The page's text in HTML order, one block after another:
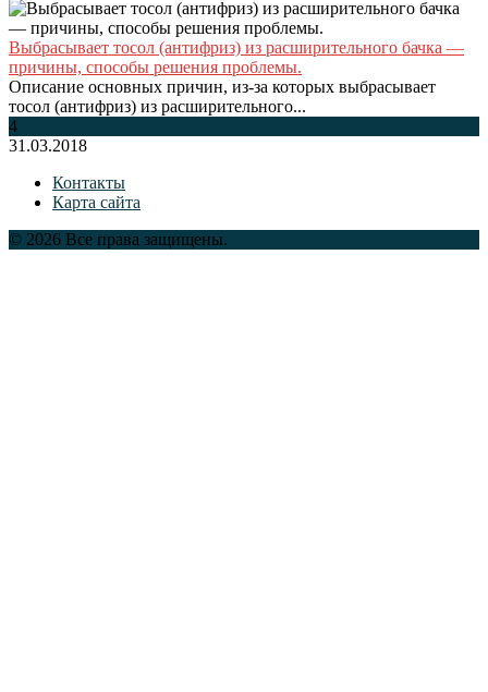
Выбрасывает тосол (антифриз) из расширительного бачка —
причины, способы решения проблемы.
Описание основных причин, из-за которых выбрасывает
тосол (антифриз) из расширительного...
4
31.03.2018
Контакты
Карта сайта
© 2026 Все права защищены.